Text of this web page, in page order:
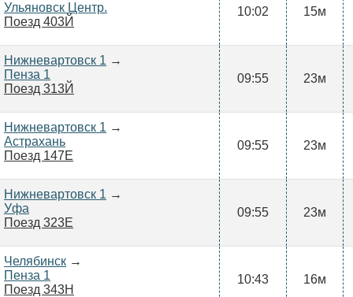
Ульяновск Центр.
Поезд 403Й
10:02 15м
Нижневартовск 1 →
Пенза 1
Поезд 313Й
09:55 23м
Нижневартовск 1 →
Астрахань
Поезд 147Е
09:55 23м
Нижневартовск 1 →
Уфа
Поезд 323Е
09:55 23м
Челябинск →
Пенза 1
Поезд 343Н
10:43 16м